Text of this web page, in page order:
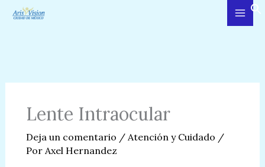
Lente Intraocular
Deja un comentario / Atención y Cuidado /
Por Axel Hernandez